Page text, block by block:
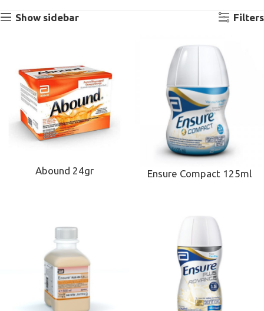
Show sidebar Filters
Abound 24gr Ensure Compact 125ml